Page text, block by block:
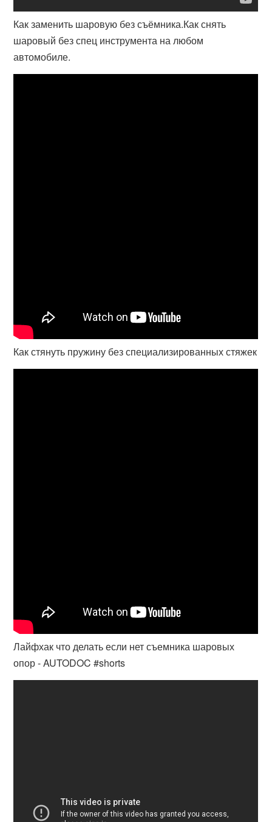
Как заменить шаровую без съёмника.Как снять
шаровый без спец инструмента на любом
автомобиле.
Как стянуть пружину без специализированных стяжек
Лайфхак что делать если нет съемника шаровых
опор - AUTODOC #shorts